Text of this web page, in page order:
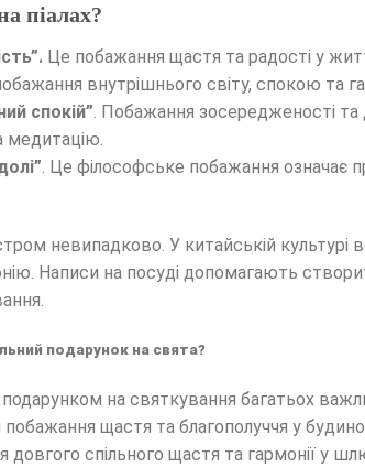
піалах?
Це побажання щастя та радості у
внутрішнього світу, спокою та
спокій” . Побажання зосередженості
медитацію.
. Це філософське побажання означає
невипадково. У китайській культурі
Написи на посуді допомагають
подарунок на свята?
на святкування багатьох
щастя та благополуччя у
довгого спільного щастя та гармонії у